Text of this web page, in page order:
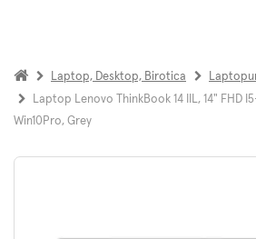
Laptop, Desktop, Birotica
Laptop Lenovo ThinkBook 14 IIL, 14" FHD
Win10Pro, Grey